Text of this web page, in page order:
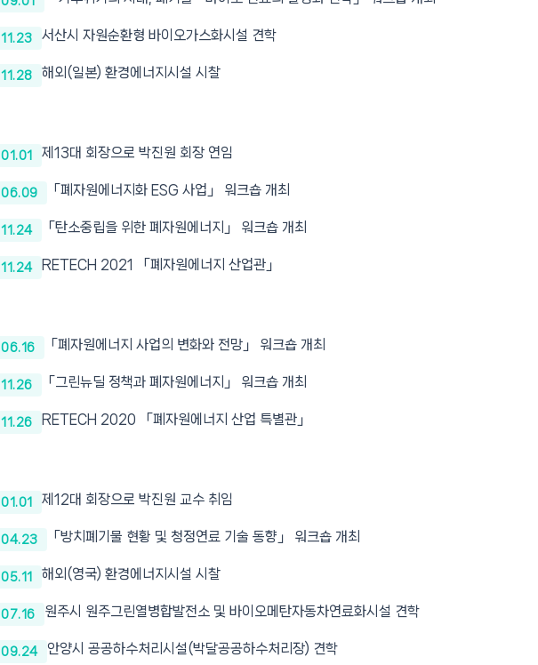
11.23 서산시 자원순환형 바이오가스화시설 견학
11.28 해외(일본) 환경에너지시설 시찰
01.01 제13대 회장으로 박진원 회장 연임
06.09 「폐자원에너지화 ESG 사업」 워크숍 개최
11.24 「탄소중립을 위한 폐자원에너지」 워크숍 개최
11.24 RETECH 2021 「폐자원에너지 산업관」
06.16 「폐자원에너지 사업의 변화와 전망」 워크숍 개최
11.26 「그린뉴딜 정책과 폐자원에너지」 워크숍 개최
11.26 RETECH 2020 「폐자원에너지 산업 특별관」
01.01 제12대 회장으로 박진원 교수 취임
04.23 「방치폐기물 현황 및 청정연료 기술 동향」 워크숍 개최
05.11 해외(영국) 환경에너지시설 시찰
07.16 원주시 원주그린열병합발전소 및 바이오메탄자동차연료화시설 견학
09.24 안양시 공공하수처리시설(박달공공하수처리장) 견학